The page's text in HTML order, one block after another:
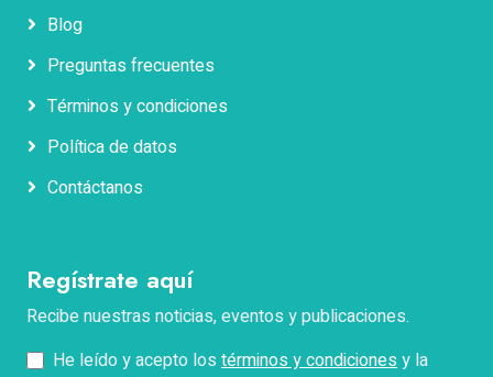
Blog
Preguntas frecuentes
Términos y condiciones
Política de datos
Contáctanos
Regístrate aquí
Recibe nuestras noticias, eventos y publicaciones.
He leído y acepto los términos y condicionesy la
Nombres
Apellidos
Teléfono